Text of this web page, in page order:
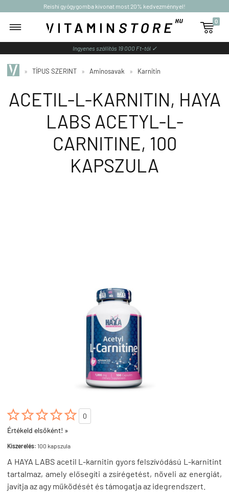
Reishi gyógygomba kivonat most 20% kedvezménnyel!

0
Ingyenes szállítás 19 000 Ft-tól ✓
» TÍPUS SZERINT » Aminosavak » Karnitin
ACETIL-L-KARNITIN, HAYA
LABS ACETYL-L-
CARNITINE, 100
KAPSZULA

0
Értékeld elsőként! »
Kiszerelés: 100 kapszula
A HAYA LABS acetil L-karnitin gyors felszívódású L-karnitint
tartalmaz, amely elősegíti a zsírégetést, növeli az energiát,
javítja az agy működését és támogatja az idegrendszert.